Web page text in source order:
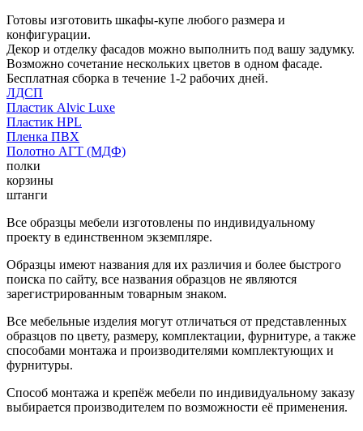
Готовы изготовить шкафы-купе любого размера и
конфигурации.
Декор и отделку фасадов можно выполнить под вашу задумку.
Возможно сочетание нескольких цветов в одном фасаде.
Бесплатная сборка в течение 1-2 рабочих дней.
ЛДСП
Пластик Alvic Luxe
Пластик HPL
Пленка ПВХ
Полотно АГТ (МДФ)
полки
корзины
штанги
Все образцы мебели изготовлены по индивидуальному
проекту в единственном экземпляре.
Образцы имеют названия для их различия и более быстрого
поиска по сайту, все названия образцов не являются
зарегистрированным товарным знаком.
Все мебельные изделия могут отличаться от представленных
образцов по цвету, размеру, комплектации, фурнитуре, а также
способами монтажа и производителями комплектующих и
фурнитуры.
Способ монтажа и крепёж мебели по индивидуальному заказу
выбирается производителем по возможности её применения.